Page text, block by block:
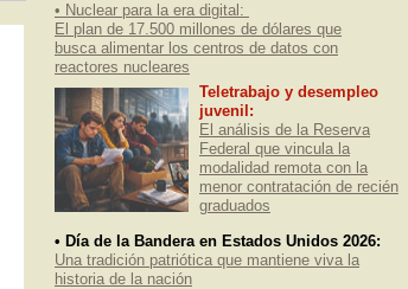
Teletrabajo y desempleo
juvenil:
El análisis de la Reserva
Federal que vincula la
modalidad remota con la
menor contratación de recién
graduados
• Día de la Bandera en Estados Unidos 2026:
Una tradición patriótica que mantiene viva la
historia de la nación
• Nuclear para la era digital:
El plan de 17.500 millones de dólares que
busca alimentar los centros de datos con
reactores nucleares